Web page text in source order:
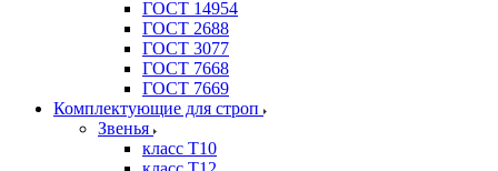
ГОСТ 14954
ГОСТ 2688
ГОСТ 3077
ГОСТ 7668
ГОСТ 7669
Комплектующие для строп
Звенья
класс Т10